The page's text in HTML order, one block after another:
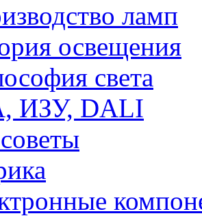
ламп
освещения
света
ИЗУ, DALI